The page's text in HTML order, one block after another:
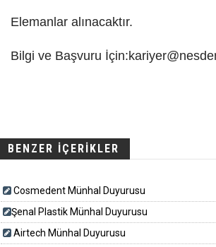
Elemanlar alınacaktır.
Bilgi ve Başvuru
BENZER İÇERİKLER
Cosmedent Münhal Duyurusu
​​​Şenal Plastik Münhal Duyurusu
Airtech Münhal Duyurusu